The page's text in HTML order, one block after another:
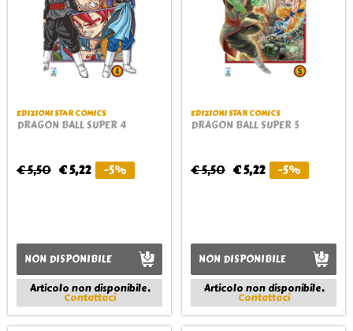
EDIZIONI STAR COMICS
DRAGON BALL SUPER 4
€ 5,50 € 5,22 -5%
NON DISPONIBILE
Articolo non disponibile.
Contattaci
EDIZIONI STAR COMICS
DRAGON BALL SUPER 5
€ 5,50 € 5,22 -5%
NON DISPONIBILE
Articolo non disponibile.
Contattaci